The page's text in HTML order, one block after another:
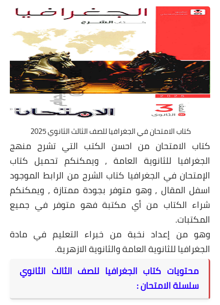
كتاب الامتحان في الجغرافيا للصف الثالث الثانوي 2025
كتاب الامتحان من احسن الكتب التي تشرح منهج
الجغرافيا للثانوية العامة , ويمكنكم تحميل كتاب
الإمتحان في الجغرافيا كتاب الشرح من الرابط الموجود
اسفل المقال , وهو متوفر بجودة ممتازة , ويمكنكم
شراء الكتاب من أي مكتبة فهو متوفر في جميع
المكتبات.
وهو من إعداد نخبة من خبراء التعليم في مادة
الجغرافيا للثانوية العامة والثانوية الازهرية.
محتويات كتاب الجغرافيا للصف الثالث الثانوي
سلسلة الامتحان :